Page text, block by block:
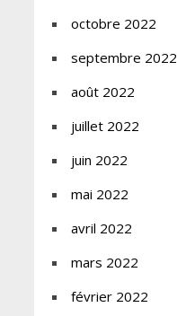
octobre 2022
septembre 2022
août 2022
juillet 2022
juin 2022
mai 2022
avril 2022
mars 2022
février 2022